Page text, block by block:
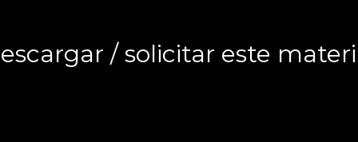
/ solicitar este